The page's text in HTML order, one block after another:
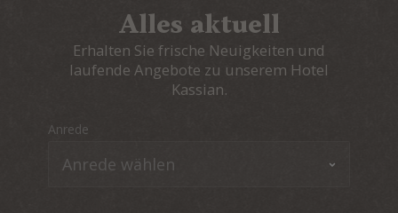
Alles aktuell
Erhalten Sie frische Neuigkeiten und
laufende Angebote zu unserem Hotel
Kassian.
Anrede